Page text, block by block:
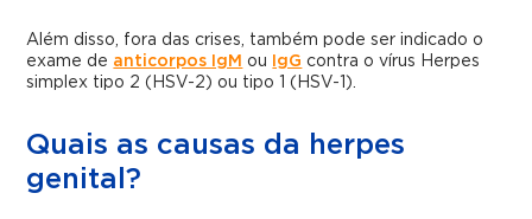
Além disso, fora das crises, também pode ser indicado o
exame de anticorpos IgM ou IgG contra o vírus Herpes
simplex tipo 2 (HSV-2) ou tipo 1 (HSV-1).
Quais as causas da herpes
genital?